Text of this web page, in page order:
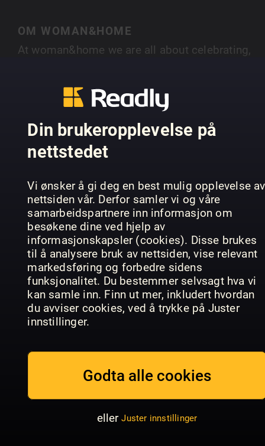
Din brukeropplevelse på
nettstedet
Vi ønsker å gi deg en best mulig opplevelse av
nettsiden vår. Derfor samler vi og våre
samarbeidspartnere inn informasjon om
besøkene dine ved hjelp av
informasjonskapsler (cookies). Disse brukes
til å analysere bruk av nettsiden, vise relevant
markedsføring og forbedre sidens
funksjonalitet. Du bestemmer selvsagt hva vi
kan samle inn. Finn ut mer, inkludert hvordan
du avviser cookies, ved å trykke på Juster
innstillinger.
Godta alle cookies
eller Juster innstillinger
OM WOMAN&HOME
At woman&home we are all about celebrating,
Every month we deliver positive, thought
provoking, well written articles to cater for their
discerning taste. Our lifestyle pages show real
fashion and beauty for real women, as well as
brilliant ideas for food, homes and travel. Books
are hugely important too - our intelligent book
pages are packed with reviews, interviews and
insights into the latest new reads. So join us
month - we're all about inspiring women like
VIS MER
TIDLIGERE UTGAVER
August 2026
woman&home
July 2026
woman&home